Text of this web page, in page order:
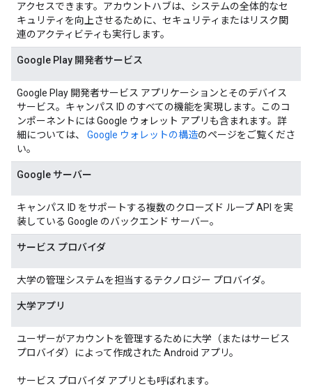
アクセスできます。アカウントハブは、システムの全体的なセ
キュリティを向上させるために、セキュリティまたはリスク関
連のアクティビティも実行します。
Google Play 開発者サービス
Google Play 開発者サービス アプリケーションとそのデバイス
サービス。キャンパス ID のすべての機能を実現します。このコ
ンポーネントには Google ウォレット アプリも含まれます。詳
細については、
Google ウォレットの構造のページをご覧くださ
い。
Google サーバー
キャンパス ID をサポートする複数のクローズド ループ API を実
装している Google のバックエンド サーバー。
サービス プロバイダ
大学の管理システムを担当するテクノロジー プロバイダ。
大学アプリ
ユーザーがアカウントを管理するために大学（またはサービス
プロバイダ）によって作成された Android アプリ。
サービス プロバイダ アプリとも呼ばれます。